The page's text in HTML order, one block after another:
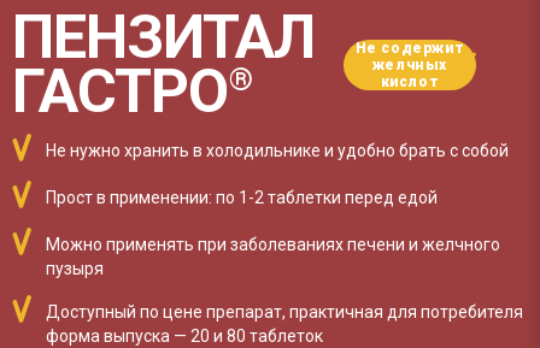
ПЕНЗИТАЛ
ГАСТРО®
Не содержит
желчных
кислот
*
Не нужно хранить в холодильнике и удобно брать с собой
Прост в применении: по 1-2 таблетки перед едой
Можно применять при заболеваниях печени и желчного
пузыря
Доступный по цене препарат, практичная для потребителя
форма выпуска — 20 и 80 таблеток